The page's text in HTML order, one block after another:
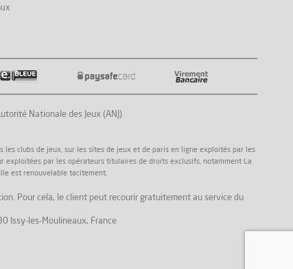
Nationale des Jeux (ANJ)
clubs de jeux, sur les sites de jeux et de paris en ligne exploités par les
exploitées par les opérateurs titulaires de droits exclusifs, notamment La
est renouvelable tacitement.
Pour cela, le client peut recourir gratuitement au service du
Issy-les-Moulineaux, France